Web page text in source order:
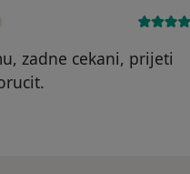
zadne cekani, prijeti
Váš účet byl odstraněn